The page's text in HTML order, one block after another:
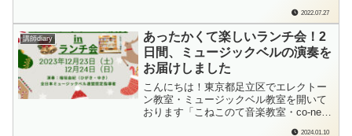
す。この体験って、結構皆さんあるのか
も？って。やっとリアルでお会いできま
すね！って。オンラインミーティングで
いろいろ話してきた間柄コロナ禍が...
2022.07.27
講師diary
あったかくて楽しいランチ会！2
日間、ミュージックベルの演奏を
お届けしました
こんにちは！東京都足立区でエレクトー
ン教室・ミュージックベル教室を開いて
おります「こねこのて音楽教室・co-neko
2024.01.10